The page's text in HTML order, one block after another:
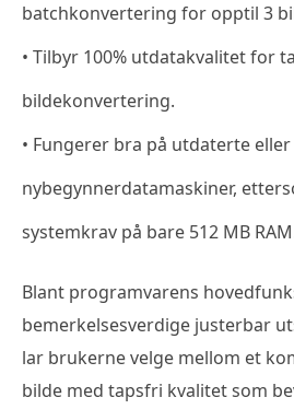
batchkonvertering for opptil 3
• Tilbyr 100% utdatakvalitet for
bildekonvertering.
• Fungerer bra på utdaterte eller
nybegynnerdatamaskiner,
systemkrav på bare 512 MB
Blant programvarens
bemerkelsesverdige justerbar
lar brukerne velge mellom et
bilde med tapsfri kvalitet som